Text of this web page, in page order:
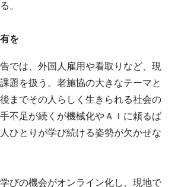
。
を
では、外国人雇用や看取りなど、現
題を扱う。老施協の大きなテーマと
までその人らしく生きられる社会の
不足が続くが機械化やＡＩに頼るば
ひとりが学び続ける姿勢が欠かせな
びの機会がオンライン化し、現地で